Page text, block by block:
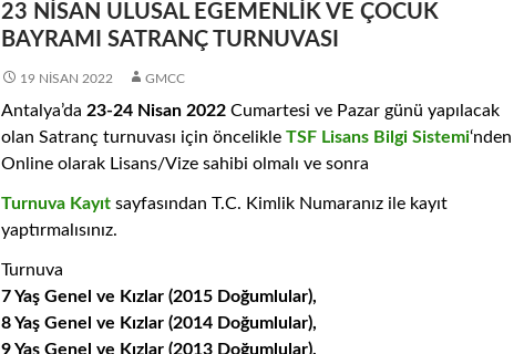
23 NISAN ULUSAL EGEMENLIK VE ÇOCUK
BAYRAMI SATRANÇ TURNUVASI
19 NISAN 2022 GMCC
Antalya’da 23-24 Nisan 2022 Cumartesi ve Pazar günü yapılacak
olan Satranç turnuvası için öncelikle TSF Lisans Bilgi Sistemi‘nden
Online olarak Lisans/Vize sahibi olmalı ve sonra
Turnuva Kayıt sayfasından T.C. Kimlik Numaranız ile kayıt
yaptırmalısınız.
Turnuva
7 Yaş Genel ve Kızlar (2015 Doğumlular),
8 Yaş Genel ve Kızlar (2014 Doğumlular),
9 Yaş Genel ve Kızlar (2013 Doğumlular),